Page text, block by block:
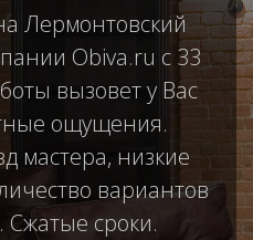
Лермонтовский
Obiva.ru с 33
вызовет у Вас
ощущения.
мастера, низкие
вариантов
Сжатые сроки.